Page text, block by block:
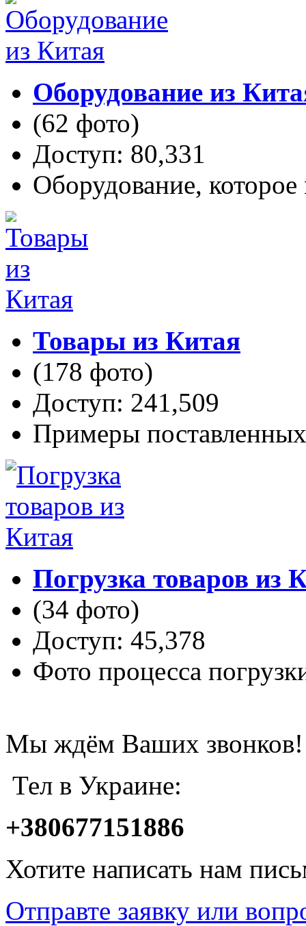
Оборудование из
(62 фото)
Доступ: 80,331
Оборудование,
Товары из Китая
(178 фото)
Доступ: 241,509
Примеры
Погрузка товаров из
(34 фото)
Доступ: 45,378
Фото процесса
Мы ждём Ваших звонков!
Тел в Украине:
+380677151886
Хотите написать нам
Отправте заявку или